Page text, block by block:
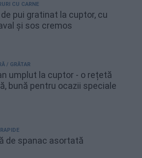
CU CARNE
pui gratinat la cuptor, cu
și sos cremos
/ GRĂTAR
umplut la cuptor - o rețetă
bună pentru ocazii speciale
de spanac asortată